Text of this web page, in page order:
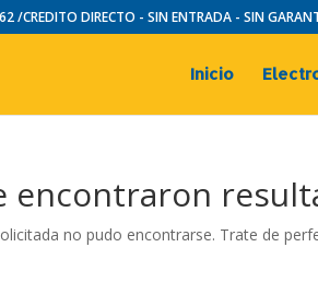
/CREDITO DIRECTO - SIN ENTRADA - SIN
Inicio
encontraron
no pudo encontrarse. Trate de